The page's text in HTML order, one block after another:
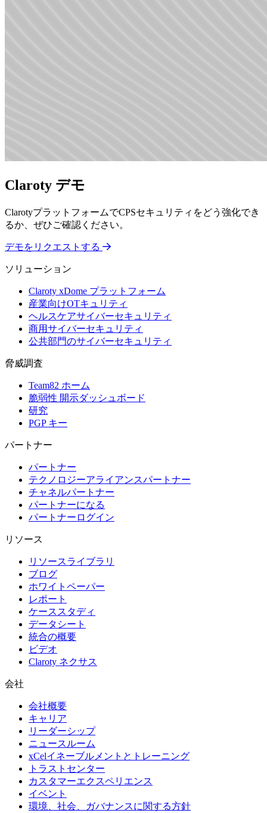
Claroty デモ
ClarotyプラットフォームでCPSセキュリティをどう強化でき
るか、ぜひご確認ください。
デモをリクエストする
ソリューション
Claroty xDome プラットフォーム
産業向けOTキュリティ
ヘルスケアサイバーセキュリティ
商用サイバーセキュリティ
公共部門のサイバーセキュリティ
脅威調査
Team82 ホーム
脆弱性 開示ダッシュボード
研究
PGP キー
パートナー
パートナー
テクノロジーアライアンスパートナー
チャネルパートナー
パートナーになる
パートナーログイン
リソース
リソースライブラリ
ブログ
ホワイトペーパー
レポート
ケーススタディ
データシート
統合の概要
ビデオ
Claroty ネクサス
会社
会社概要
キャリア
リーダーシップ
ニュースルーム
xCelイネーブルメントとトレーニング
トラストセンター
カスタマーエクスペリエンス
イベント
環境、社会、ガバナンスに関する方針